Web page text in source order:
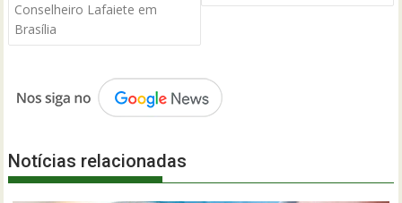
Conselheiro Lafaiete em
Brasília
Notícias relacionadas